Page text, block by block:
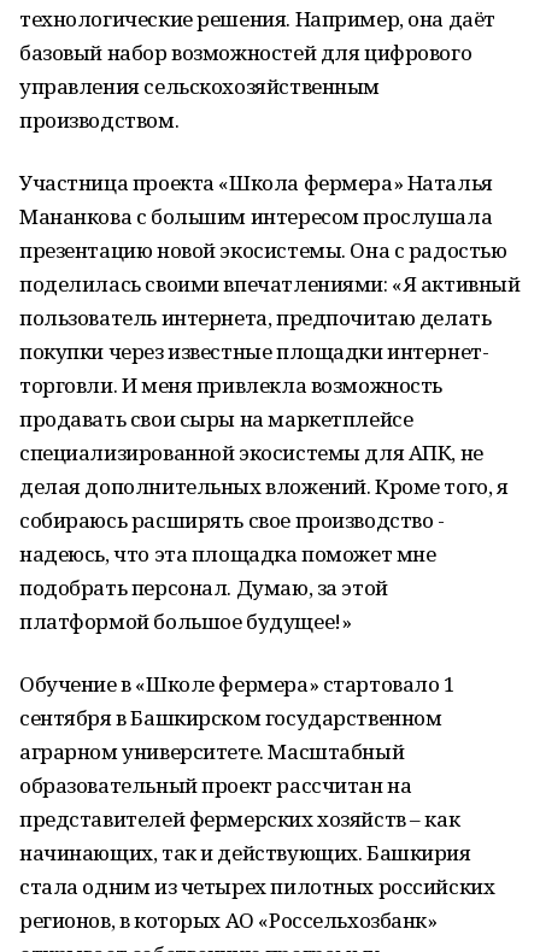
технологические решения. Например, она даёт
базовый набор возможностей для цифрового
управления сельскохозяйственным
производством.
Участница проекта «Школа фермера» Наталья
Мананкова с большим интересом прослушала
презентацию новой экосистемы. Она с радостью
поделилась своими впечатлениями: «Я активный
пользователь интернета, предпочитаю делать
покупки через известные площадки интернет-
торговли. И меня привлекла возможность
продавать свои сыры на маркетплейсе
специализированной экосистемы для АПК, не
делая дополнительных вложений. Кроме того, я
собираюсь расширять свое производство -
надеюсь, что эта площадка поможет мне
подобрать персонал. Думаю, за этой
платформой большое будущее!»
Обучение в «Школе фермера» стартовало 1
сентября в Башкирском государственном
аграрном университете. Масштабный
образовательный проект рассчитан на
представителей фермерских хозяйств – как
начинающих, так и действующих. Башкирия
стала одним из четырех пилотных российских
регионов, в которых АО «Россельхозбанк»